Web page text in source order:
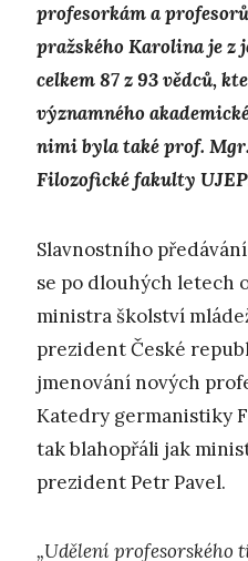
profesorkám a
pražského Karolina je z
celkem 87 z 93 vědců,
významného
nimi byla také prof.
Filozofické fakulty
Slavnostního
se po dlouhých letech
ministra školství
prezident České
jmenování nových
Katedry germanistiky
tak blahopřáli jak
prezident Petr Pavel.
„Udělení profesorského